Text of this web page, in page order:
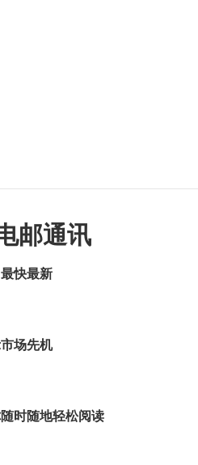
邮通讯
快最新
场先机
时随地轻松阅读